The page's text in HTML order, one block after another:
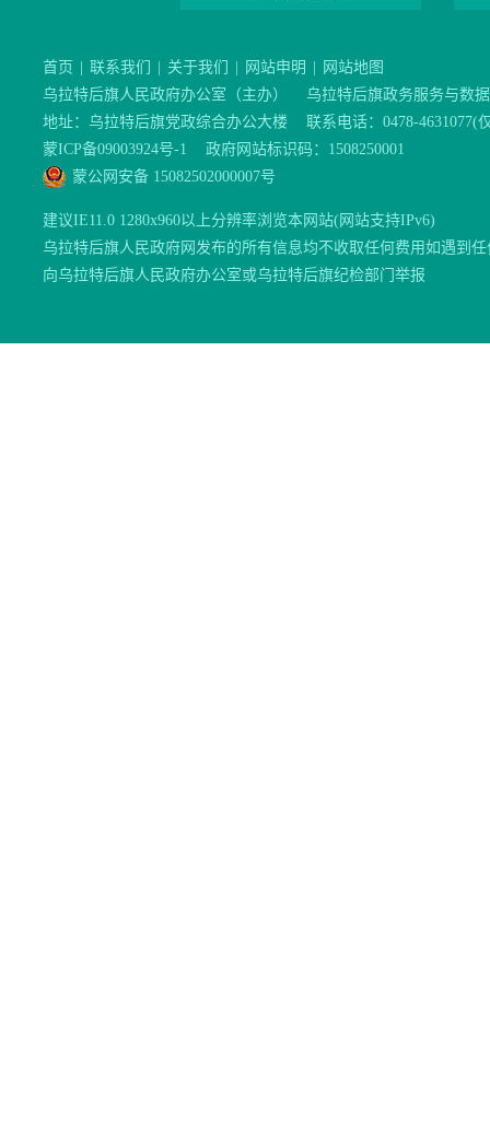
首页 联系我们 关于我们 网站申明
网站地图
乌拉特后旗人民政府办公室（主办）
乌拉特后旗政务服务与数
地址：乌拉特后旗党政综合办公大楼
联系电话：0478-4631077(
蒙ICP备09003924号-1
政府网站标识码：1508250001
蒙公网安备 15082502000007号
建议IE11.0 1280x960以上分辨率浏览本网站(网站支持IPv6)
乌拉特后旗人民政府网发布的所有信息均不收取任何费用如遇到
向乌拉特后旗人民政府办公室或乌拉特后旗纪检部门举报